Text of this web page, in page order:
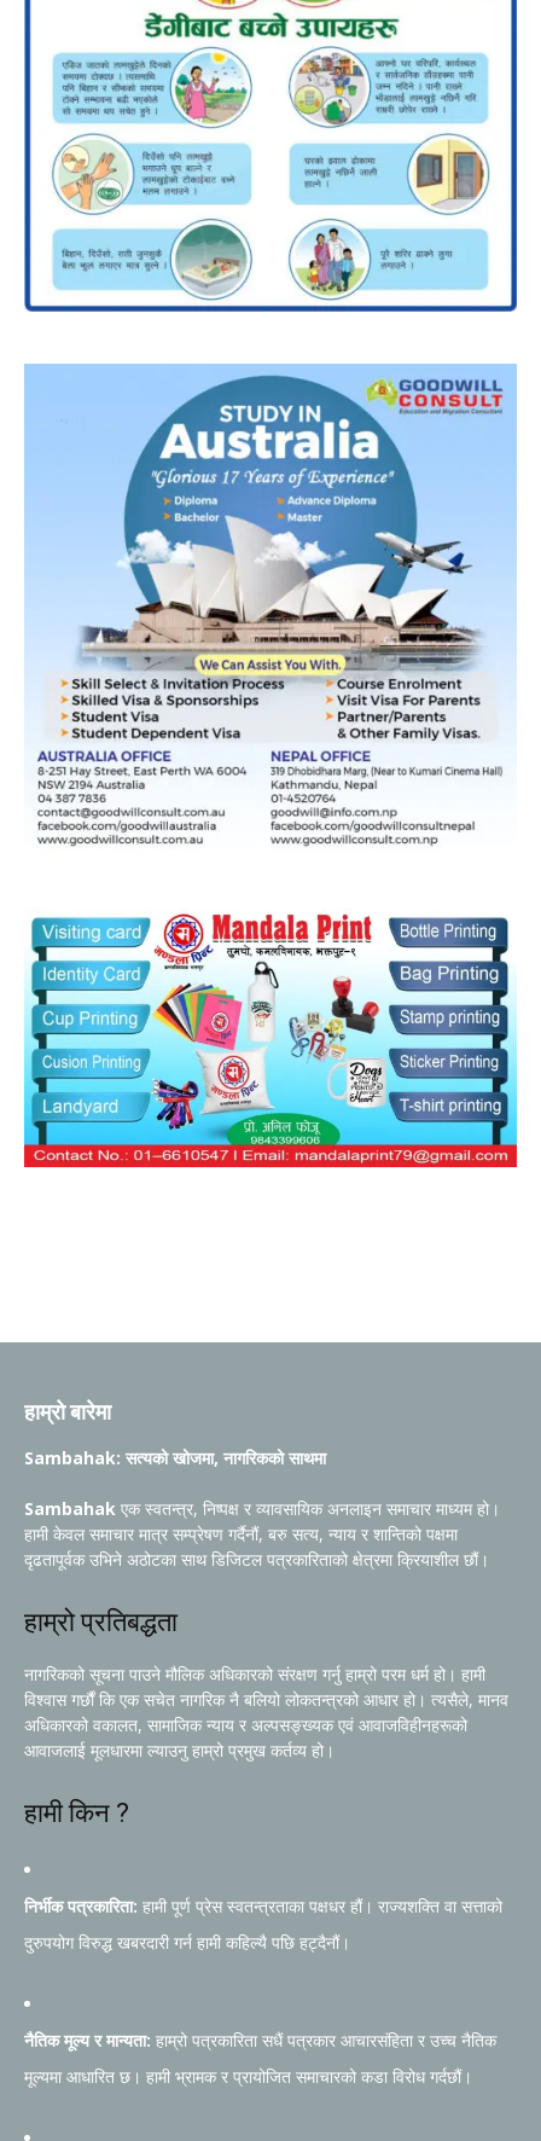
हाम्रो बारेमा
Sambahak: सत्यको खोजमा, नागरिकको साथमा
Sambahak एक स्वतन्त्र, निष्पक्ष र व्यावसायिक अनलाइन समाचार माध्यम हो।
हामी केवल समाचार मात्र सम्प्रेषण गर्दैनौं, बरु सत्य, न्याय र शान्तिको पक्षमा
दृढतापूर्वक उभिने अठोटका साथ डिजिटल पत्रकारिताको क्षेत्रमा क्रियाशील छौं।
हाम्रो प्रतिबद्धता
नागरिकको सूचना पाउने मौलिक अधिकारको संरक्षण गर्नु हाम्रो परम धर्म हो। हामी
विश्वास गर्छौं कि एक सचेत नागरिक नै बलियो लोकतन्त्रको आधार हो। त्यसैले, मानव
अधिकारको वकालत, सामाजिक न्याय र अल्पसङ्ख्यक एवं आवाजविहीनहरूको
आवाजलाई मूलधारमा ल्याउनु हाम्रो प्रमुख कर्तव्य हो।
हामी किन ?
निर्भीक पत्रकारिता: हामी पूर्ण प्रेस स्वतन्त्रताका पक्षधर हौं। राज्यशक्ति वा सत्ताको
दुरुपयोग विरुद्ध खबरदारी गर्न हामी कहिल्यै पछि हट्दैनौं।
नैतिक मूल्य र मान्यता: हाम्रो पत्रकारिता सधैं पत्रकार आचारसंहिता र उच्च नैतिक
मूल्यमा आधारित छ। हामी भ्रामक र प्रायोजित समाचारको कडा विरोध गर्दछौं।